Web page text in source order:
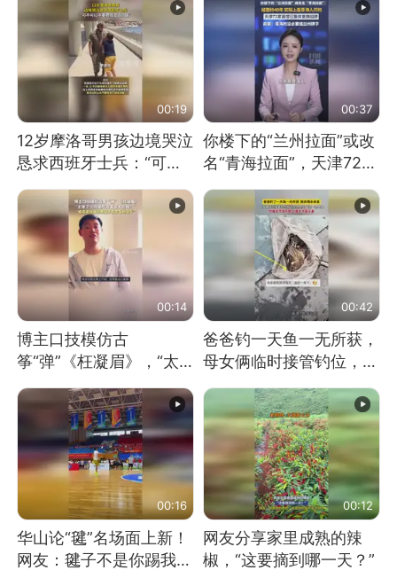
00:19
12岁摩洛哥男孩边境哭泣
恳求西班牙士兵：“可不
00:37
你楼下的“兰州拉面”或改
名“青海拉面”，天津72家
00:14
博主口技模仿古
筝“弹”《枉凝眉》，“太
吗？”“或将成为首位考级
不带古筝的选手。”（来
源：新华每日电讯）
00:42
爸爸钓一天鱼一无所获，
母女俩临时接管钓位，用
00:16
华山论“毽”名场面上新！
网友：毽子不是你踢我
00:12
网友分享家里成熟的辣
椒，“这要摘到哪一天？”